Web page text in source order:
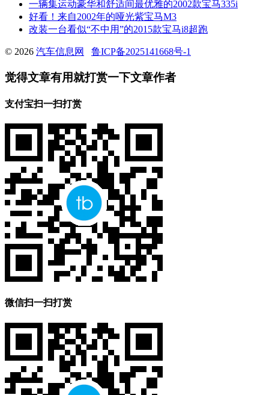
一辆集运动豪华和舒适间最优雅的2002款宝马335i
好看！来自2002年的哑光紫宝马M3
改装一台看似“不中用”的2015款宝马i8超跑
© 2026 汽车信息网 鲁ICP备2025141668号-1
觉得文章有用就打赏一下文章作者
支付宝扫一扫打赏
微信扫一扫打赏